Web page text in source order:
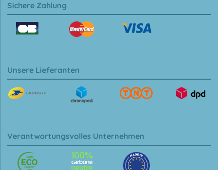
Sichere Zahlung
Unsere Lieferanten
Verantwortungsvolles Unternehmen